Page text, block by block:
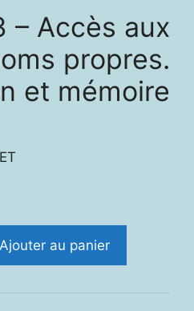
– Accès aux
propres.
et mémoire
Ajouter au panier